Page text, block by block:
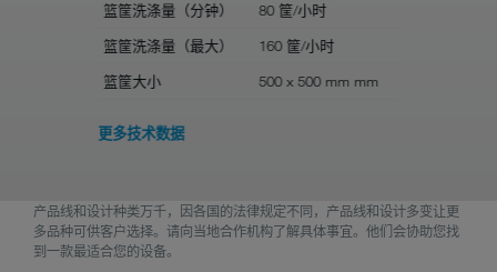
篮筐洗涤量（分钟）
80 筐/小时
篮筐洗涤量（最大）
160 筐/小时
篮筐大小
500 x 500 mm mm
更多技术数据
产品线和设计种类万千，因各国的法律规定不同，产品线和设计多变让更
多品种可供客户选择。请向当地合作机构了解具体事宜。他们会协助您找
到一款最适合您的设备。